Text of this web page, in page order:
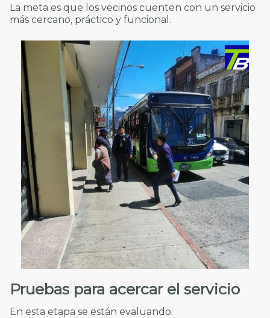
La meta es que los vecinos cuenten con un servicio
más cercano, práctico y funcional.
Pruebas para acercar el servicio
En esta etapa se están evaluando: